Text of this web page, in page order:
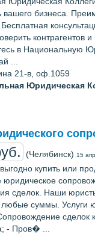
вашего бизнеса.
контрагентов
в Национальную
...
21-в, оф.1059
Юридическая
(Челябинск) 15
купить или
юридическое
сделок. Наши
суммы. Услуги
сделок
- Пров� ...